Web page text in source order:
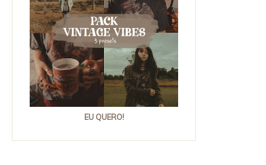
EU QUERO!